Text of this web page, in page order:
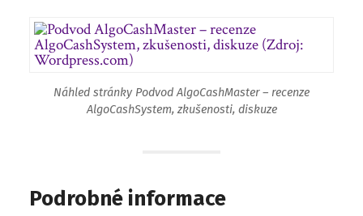
Náhled stránky Podvod AlgoCashMaster – recenze
AlgoCashSystem, zkušenosti, diskuze
Podrobné informace